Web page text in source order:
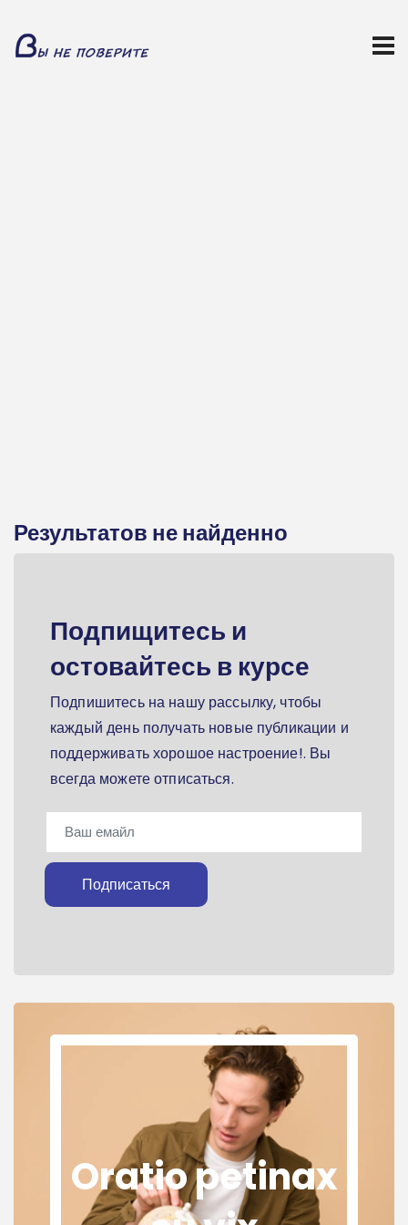
Результатов не найденно
Подпищитесь и
остовайтесь в курсе
Подпишитесь на нашу рассылку, чтобы
каждый день получать новые публикации и
поддерживать хорошое настроение!. Вы
всегда можете отписаться.
Подписаться
Oratio petinax